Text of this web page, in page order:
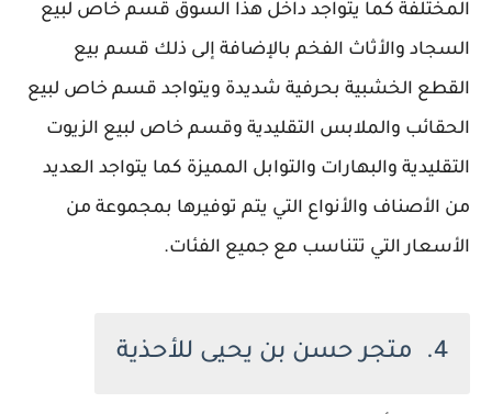
المختلفة كما يتواجد داخل هذا السوق قسم خاص لبيع
السجاد والأثاث الفخم بالإضافة إلى ذلك قسم بيع
القطع الخشبية بحرفية شديدة ويتواجد قسم خاص لبيع
الحقائب والملابس التقليدية وقسم خاص لبيع الزيوت
التقليدية والبهارات والتوابل المميزة كما يتواجد العديد
من الأصناف والأنواع التي يتم توفيرها بمجموعة من
الأسعار التي تتناسب مع جميع الفئات.
4. متجر حسن بن يحيى للأحذية